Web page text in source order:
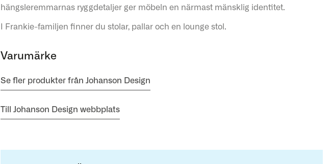
hängsleremmarnas ryggdetaljer ger möbeln en närmast mänsklig identitet.
I Frankie-familjen finner du stolar, pallar och en lounge stol.
Varumärke
Se fler produkter från Johanson Design
Till Johanson Design webbplats